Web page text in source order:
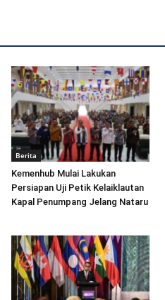
Berita
Kemenhub Mulai Lakukan
Persiapan Uji Petik Kelaiklautan
Kapal Penumpang Jelang Nataru